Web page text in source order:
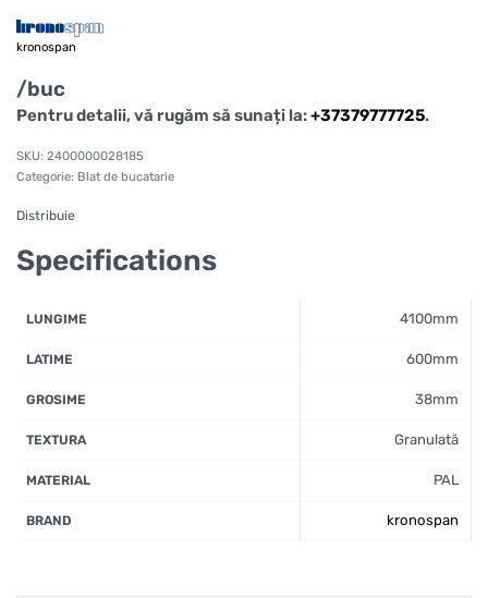
kronospan
/buc
Pentru detalii, vă rugăm să sunați la:+37379777725.
2400000028185
Categorie: Blat de bucatarie
Distribuie
Specifications
LUNGIME 4100mm
LATIME 600mm
GROSIME 38mm
TEXTURA Granulată
MATERIAL PAL
BRAND kronospan